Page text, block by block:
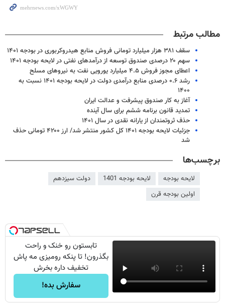
مطالب مرتبط
سقف ۳۸۱ هزار میلیارد تومانی فروش منابع هیدروکربوری در بودجه ۱۴۰۱
سهم ۲۰ درصدی صندوق توسعه از درآمدهای نفتی در لایحه بودجه ۱۴۰۱
اعطای مجوز فروش ۴.۵ میلیارد یورویی نفت به نیروهای مسلح
رشد ۰.۶ درصدی منابع درآمدی دولت در لایحه بودجه ۱۴۰۱ نسبت به
۱۴۰۰
آغاز به کار صندوق پیشرفت و عدالت ایران
تمدید قانون برنامه ششم برای سال آینده
حذف ثروتمندان از یارانه نقدی در سال ۱۴۰۱
جزئیات لایحه بودجه ۱۴۰۱ کل کشور منتشر شد/ ارز ۴۲۰۰ تومانی حذف
شد
برچسب‌ها
لایحه بودجه لایحه بودجه 1401
دولت سیزدهم
اولین بودجه قرن
تابستون رو خنک و راحت
بگذرون! تا پنکه رومیزی مه پاش
تخفیف داره بخرش
سفارش بده!